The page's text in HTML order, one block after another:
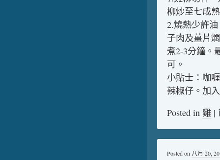
柳炒至七成
2.燒熱少許
子肉及薑片
煮2-3分鐘。
可。
小貼士：咖
辣椒仔。加
Posted in 雞 |
Posted on 八月 20,